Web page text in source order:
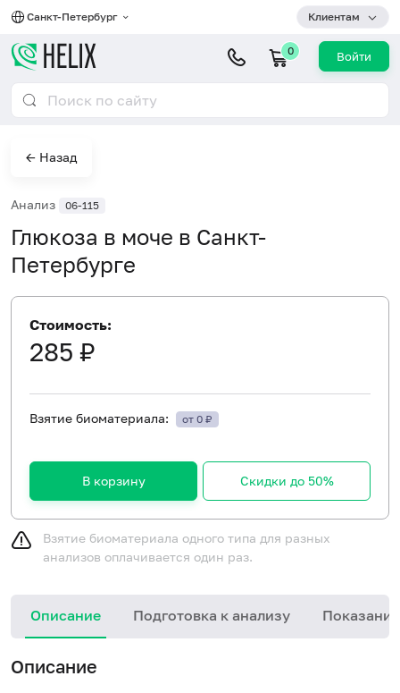
Санкт-Петербург Клиентам
0 Войти
← Назад
Анализ 06-115
Глюкоза в моче в Санкт-
Петербурге
Стоимость:
285 ₽
Взятие биоматериала: от 0 ₽
В корзину Скидки до 50%
Взятие биоматериала одного типа для разных
анализов оплачивается один раз.
Описание Подготовка к анализу
Описание